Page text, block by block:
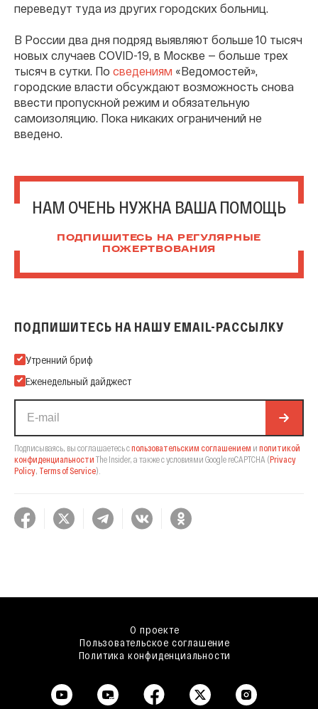
переведут туда из других городских больниц.
В России два дня подряд выявляют больше 10 тысяч
новых случаев COVID-19, в Москве — больше трех
тысяч в сутки. По сведениям «Ведомостей»,
городские власти обсуждают возможность снова
ввести пропускной режим и обязательную
самоизоляцию. Пока никаких ограничений не
введено.
НАМ ОЧЕНЬ НУЖНА ВАША ПОМОЩЬ
ПОДПИШИТЕСЬ НА РЕГУЛЯРНЫЕ
ПОЖЕРТВОВАНИЯ
ПОДПИШИТЕСЬ НА НАШУ EMAIL-РАССЫЛКУ
Подпишитесь на нашу Email-рассылку
Утренний бриф
Еженедельный дайджест
Подписываясь, вы соглашаетесь спользовательским соглашением и политикой
конфиденциальности The Insider, а также с условиями Google reCAPTCHA (Privacy
Policy Terms of Service).
О проекте
Пользовательское соглашение
Политика конфиденциальности